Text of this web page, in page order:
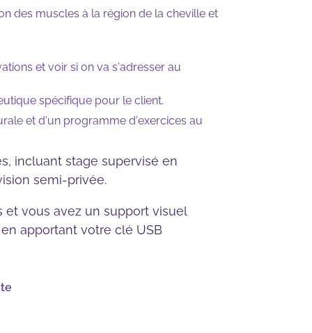
des muscles à la région de la cheville et
et voir si on va s’adresser au
spécifique pour le client.
et d’un programme d’exercices au
incluant stage supervisé en
semi-privée.
et vous avez un support visuel
apportant votre clé USB